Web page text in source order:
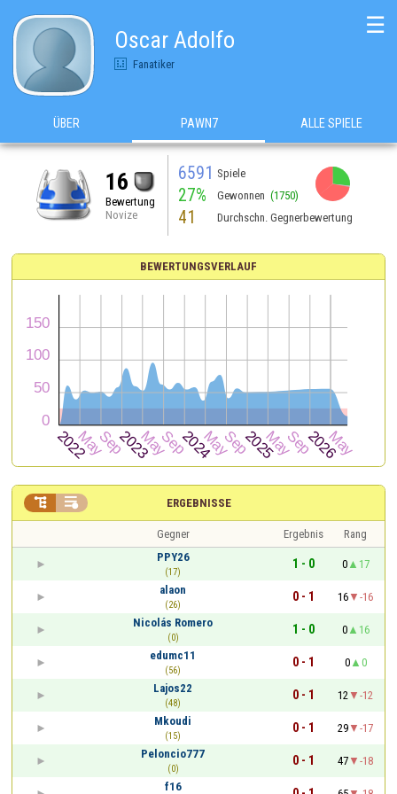
Oscar Adolfo
Fanatiker
☰
ÜBER PAWN7 ALLE SPIELE
16
Bewertung
Novize
6591 Spiele
27% Gewonnen (1750)
41 Durchschn. Gegnerbewertung
BEWERTUNGSVERLAUF
ERGEBNISSE
 
Gegner Ergebnis
Rang
PPY26
(17)
1 - 0 0
17
alaon
(26)
0 - 1 16
-16
Nicolás Romero
(0)
1 - 0 0
16
edumc11
(56)
0 - 1 0
0
Lajos22
(48)
0 - 1 12
-12
Mkoudi
(15)
0 - 1 29
-17
Peloncio777
(0)
0 - 1 47
-18
f16